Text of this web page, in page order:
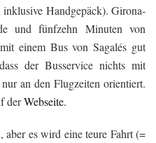
Handgepäck). Girona-
und fünfzehn Minuten von
einem Bus von Sagalés gut
der Busservice nichts mit
an den Flugzeiten orientiert.
derWebseite.
es wird eine teure Fahrt (=